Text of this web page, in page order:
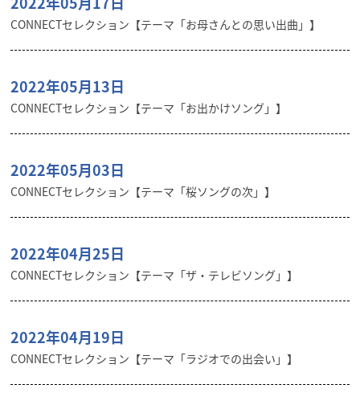
CONNECTセレクション【テーマ「お母さんとの思い出曲」】
2022年05月13日
CONNECTセレクション【テーマ「お出かけソング」】
2022年05月03日
CONNECTセレクション【テーマ「桜ソングの次」】
2022年04月25日
CONNECTセレクション【テーマ「ザ・テレビソング」】
2022年04月19日
CONNECTセレクション【テーマ「ラジオでの出会い」】